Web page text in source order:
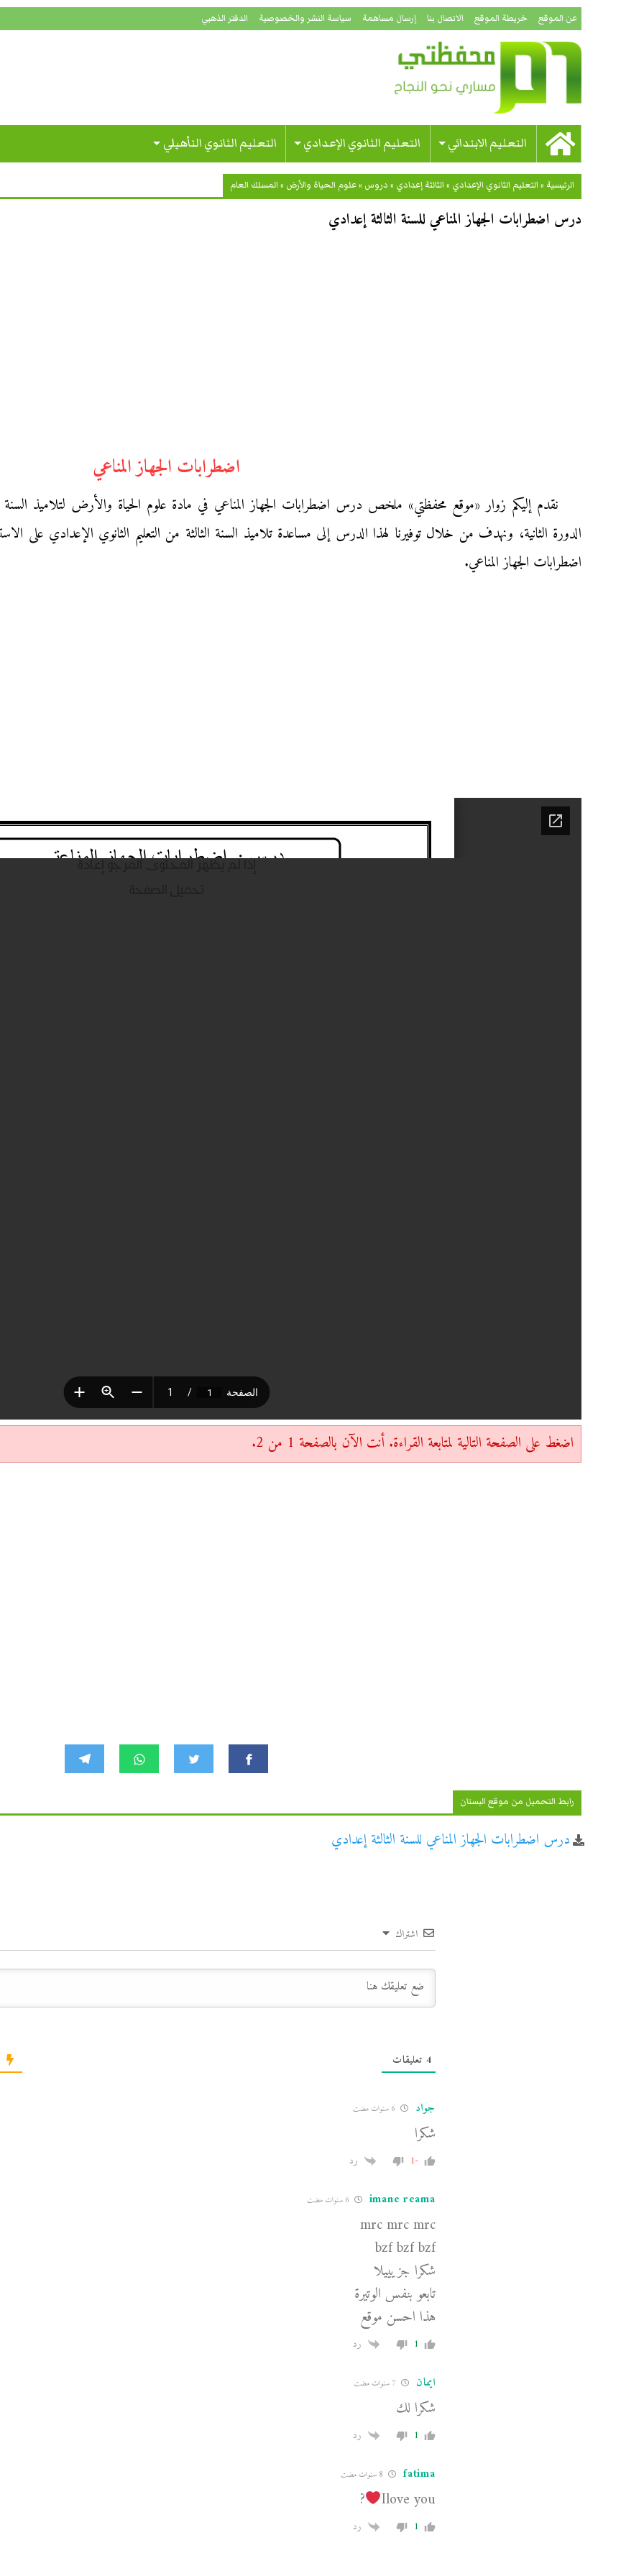
عن الموقع خريطة الموقع الاتصال بنا إرسال مساهمة سياسة النشر والخصوصية الدفتر الذهبي
التعليم الابتدائي التعليم الثانوي الإعدادي التعليم الثانوي التأهيلي
الرئيسية »التعليم الثانوي الإعدادي »الثالثة إعدادي » دروس »علوم الحياة والأرض »المسلك العام
درس اضطرابات الجهاز المناعي للسنة الثالثة إعدادي
اضطرابات الجهاز المناعي
نقدم إليكم زوار «موقع محفظتي» ملخص درس اضطرابات الجهاز المناعي في مادة علوم الحياة والأرض لتلاميذ
الدورة الثانية، ونهدف من خلال توفيرنا لهذا الدرس إلى مساعدة تلاميذ السنة الثالثة من التعليم الثانوي الإعدادي على
اضطرابات الجهاز المناعي.
اضغط على الصفحة التالية لمتابعة القراءة. أنت الآن بالصفحة 1 من 2.
رابط التحميل من موقع البستان
درس اضطرابات الجهاز المناعي للسنة الثالثة إعدادي
اشتراك
4 تعليقات
جواد
شكرا
-1 رد
imane reama
mrc mrc mrc
bzf bzf bzf
شكرا جزيييلا
تابعو بنفس الوتيرة
هذا احسن موقع
1 رد
ايمان
شكرا لك
1 رد
fatima
Ilove you
?
1 رد